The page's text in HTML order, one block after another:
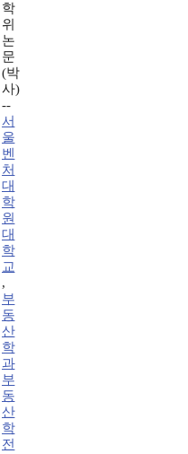
학
위
논
문
(박
사)
--
서
울
벤
처
대
학
원
대
학
교
,
부
동
산
학
과
부
동
산
학
전